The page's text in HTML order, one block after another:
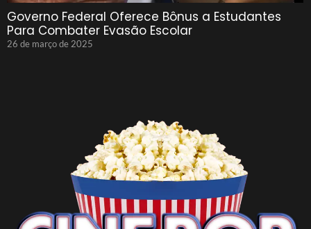
Governo Federal Oferece Bônus a Estudantes
Para Combater Evasão Escolar
26 de março de 2025